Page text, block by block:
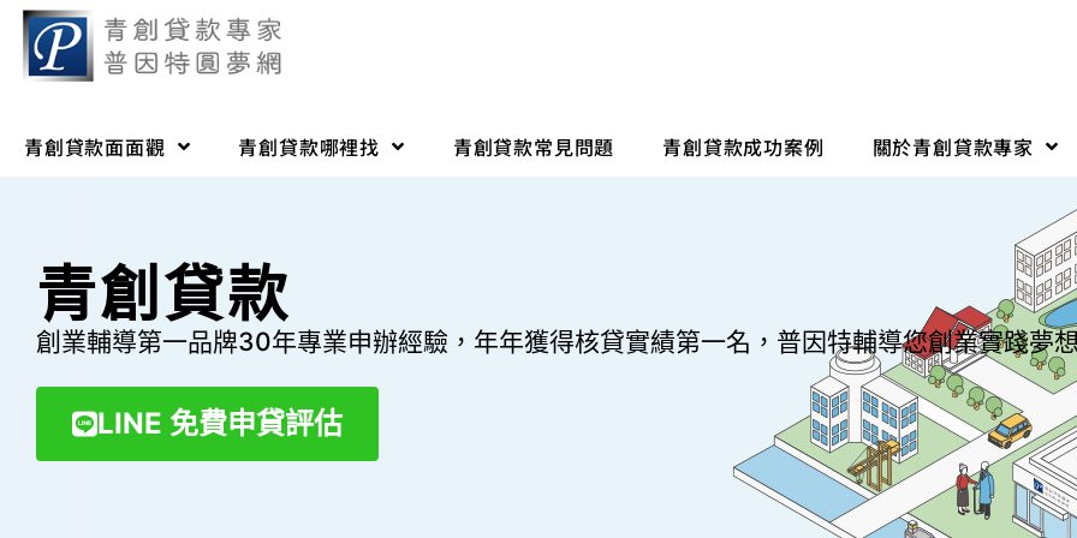
青創貸款面面觀 青創貸款哪裡找 青創貸款常見問題 青創貸款成功案例 關於青創貸款專家
青創貸款
創業輔導第一品牌30年專業申辦經驗，年年獲得核貸實績第一名，普因特輔導您創業實踐夢
LINE 免費申貸評估